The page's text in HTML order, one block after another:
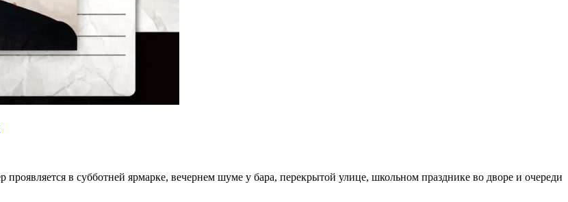
в субботней ярмарке, вечернем шуме у бара, перекрытой улице, школьном празднике во дворе и очереди